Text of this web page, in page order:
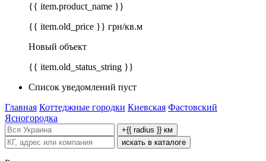
{{ item.product_name }}
{{ item.old_price }} грн/кв.м
Новый объект
{{ item.old_status_string }}
Список уведомлений пуст
Главная Коттеджные городки Киевская Фастовский
Ясногородка
+{{ radius }} км
искать в каталоге